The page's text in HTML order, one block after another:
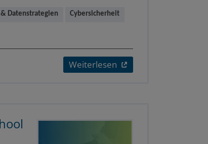
Datenstrategien Cybersicherheit
Weiterlesen